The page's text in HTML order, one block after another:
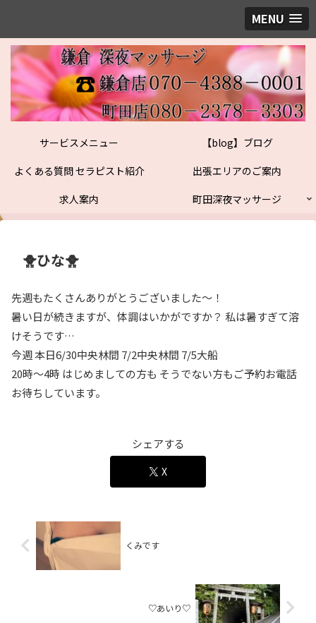
MENU
サービスメニュー
【blog】ブログ
よくある質問 セラピスト紹介
出張エリアのご案内
求人案内
町田深夜マッサージ
🐥ひな🐥
先週もたくさんありがとうございました〜！
暑い日が続きますが、体調はいかがですか？ 私は暑すぎて溶
けそうです…
今週 本日6/30中央林間 7/2中央林間 7/5大船
20時〜4時 はじめましての方も そうでない方もご予約お電話
お待ちしています。
シェアする
X
くみです
♡あいり♡